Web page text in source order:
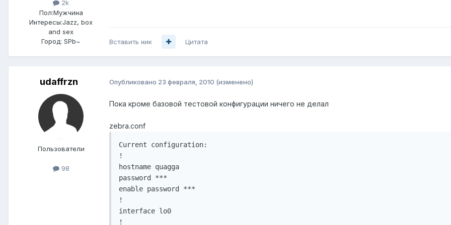
2k
Пол:Мужчина
Интересы:Jazz, box
and sex
Город: SPb~ Вставить ник Цитата
udaffrzn
Пользователи
98
Опубликовано 23 февраля, 2010 (изменено)
Пока кроме базовой тестовой конфигурации ничего не делал
zebra.conf
Current configuration:
!
hostname quagga
password ***
enable password ***
!
interface lo0
!